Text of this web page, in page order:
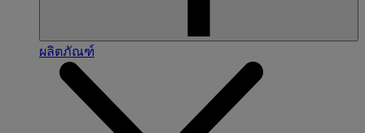
ผลิตภัณฑ์